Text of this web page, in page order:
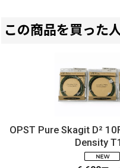
この商品を買った
OPST Pure Skagit D²
Density